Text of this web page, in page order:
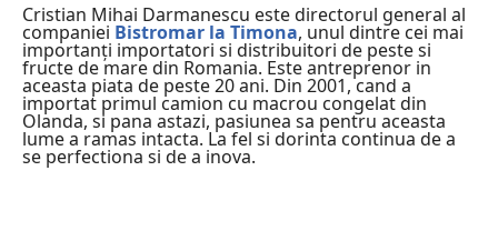
Cristian Mihai Darmanescu este directorul general al
companiei Bistromar la Timona, unul dintre cei mai
importanți importatori si distribuitori de peste si
fructe de mare din Romania. Este antreprenor in
aceasta piata de peste 20 ani. Din 2001, cand a
importat primul camion cu macrou congelat din
Olanda, si pana astazi, pasiunea sa pentru aceasta
lume a ramas intacta. La fel si dorinta continua de a
se perfectiona si de a inova.